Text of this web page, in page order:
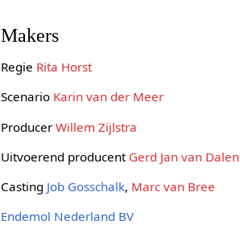
Makers
Regie Rita Horst
Scenario Karin van der Meer
ProducerWillem Zijlstra
Uitvoerend producent Gerd Jan van Dalen
Casting Job Gosschalk, Marc van Bree
Endemol Nederland BV